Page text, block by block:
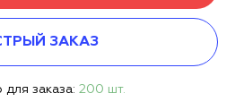
ЗАКАЗ
для заказа: 200 шт.